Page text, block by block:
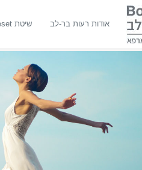
אודות רעות בר-לב שיטת BodyReset